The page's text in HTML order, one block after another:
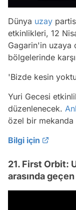
Dünya uzay
etkinlikleri, 12
Gagarin'in uzaya
bölgelerinde
'Bizde kesin
Yuri Gecesi
düzenlenecek.
özel bir mekanda
Bilgi için
21. First Orbit:
arasında